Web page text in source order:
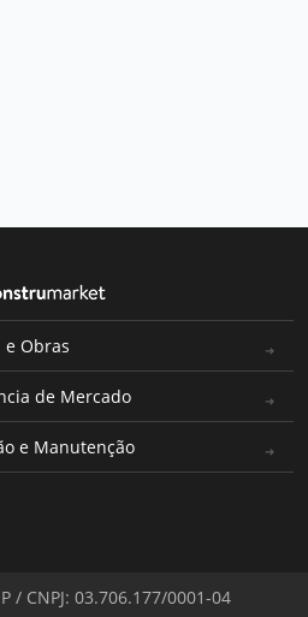
e Obras
de Mercado
e Manutenção
/ CNPJ: 03.706.177/0001-04